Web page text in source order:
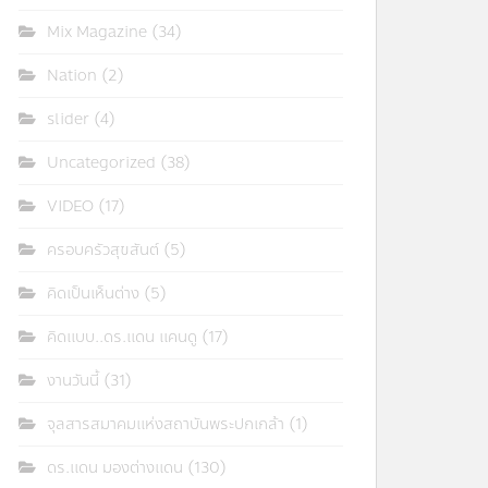
Mix Magazine (34)
Nation (2)
slider (4)
Uncategorized (38)
VIDEO (17)
ครอบครัวสุขสันต์ (5)
คิดเป็นเห็นต่าง (5)
คิดแบบ..ดร.แดน แคนดู (17)
งานวันนี้ (31)
จุลสารสมาคมแห่งสถาบันพระปกเกล้า (1)
ดร.แดน มองต่างแดน (130)